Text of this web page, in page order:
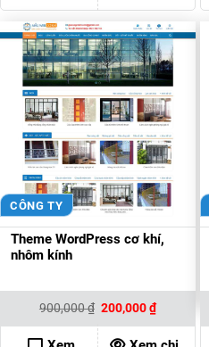
CÔNG TY
Theme WordPress cơ khí,
nhôm kính
900,000₫ Giá
gốc
là:
900,000 ₫.
200,000₫Giá
hiện
tại
là: